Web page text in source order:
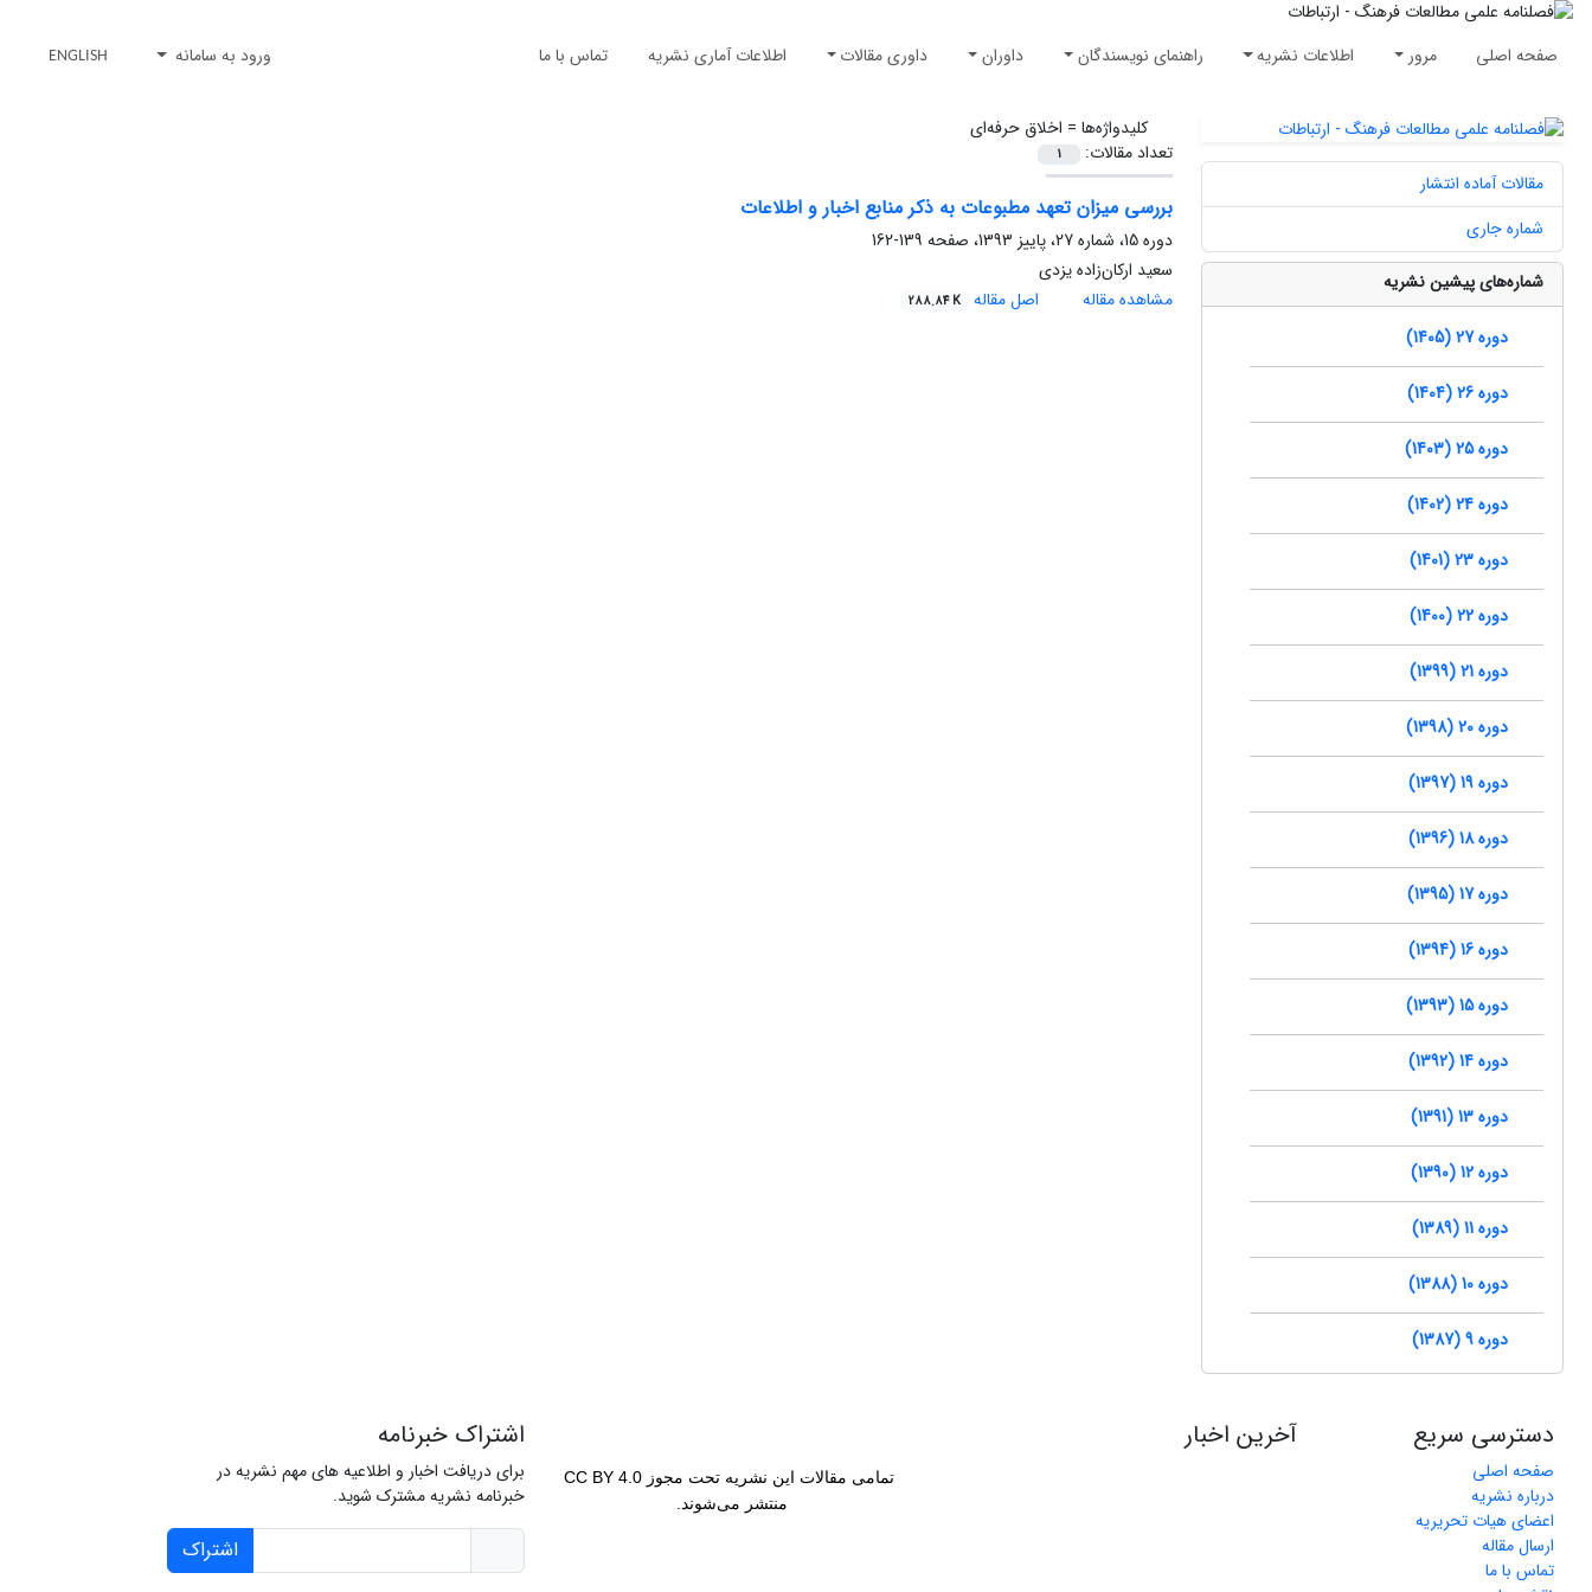
صفحه اصلی مرور اطلاعات نشریه راهنمای نویسندگان داوران داوری مقالات اطلاعات آماری نشریه تماس با ما ورود به سامانه ENGLISH
کلیدواژه‌ها = اخلاق حرفه‌ای
تعداد مقالات:
1
بررسی میزان تعهد مطبوعات به ذکر منابع اخبار و اطلاعات
دوره 15، شماره 27، پاییز 1393، صفحه
139-162
سعید ارکان‌زاده یزدی
مشاهده مقاله
اصل مقاله 288.84 K
مقالات آماده انتشار
شماره جاری
شماره‌های پیشین نشریه
دوره 27 (1405)
دوره 26 (1404)
دوره 25 (1403)
دوره 24 (1402)
دوره 23 (1401)
دوره 22 (1400)
دوره 21 (1399)
دوره 20 (1398)
دوره 19 (1397)
دوره 18 (1396)
دوره 17 (1395)
دوره 16 (1394)
دوره 15 (1393)
دوره 14 (1392)
دوره 13 (1391)
دوره 12 (1390)
دوره 11 (1389)
دوره 10 (1388)
دوره 9 (1387)
دسترسی سریع
صفحه اصلی
درباره نشریه
اعضای هیات تحریریه
ارسال مقاله
تماس با ما
آخرین اخبار
تمامی مقالات این نشریه تحت مجوز CC BY 4.0
منتشر می‌شوند.
اشتراک خبرنامه
برای دریافت اخبار و اطلاعیه های مهم نشریه در
خبرنامه نشریه مشترک شوید.
اشتراک